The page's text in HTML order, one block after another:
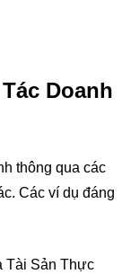
Doanh
thông qua các
Các ví dụ đáng
Tài Sản Thực